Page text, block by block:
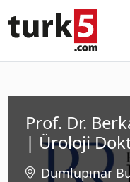
Prof. Dr.
| Üroloji
Dumlupınar